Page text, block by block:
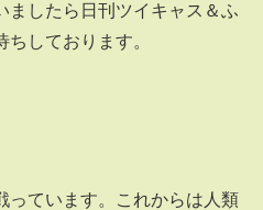
ましたら日刊ツイキャス＆ふ
しております。
っています。これからは人類